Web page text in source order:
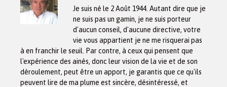
Je suis né le 2 Août 1944. Autant dire que je
ne suis pas un gamin, je ne suis porteur
d'aucun conseil, d'aucune directive, votre
vie vous appartient je ne me risquerai pas
à en franchir le seuil. Par contre, à ceux qui pensent que
l'expérience des ainés, donc leur vision de la vie et de son
déroulement, peut être un apport, je garantis que ce qu'ils
peuvent lire de ma plume est sincère, désintéressé, et